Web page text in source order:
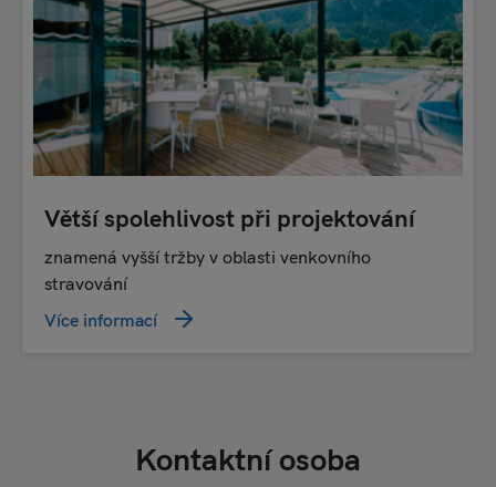
Větší spolehlivost při projektování
znamená vyšší tržby v oblasti venkovního
stravování
Více informací
Kontaktní osoba